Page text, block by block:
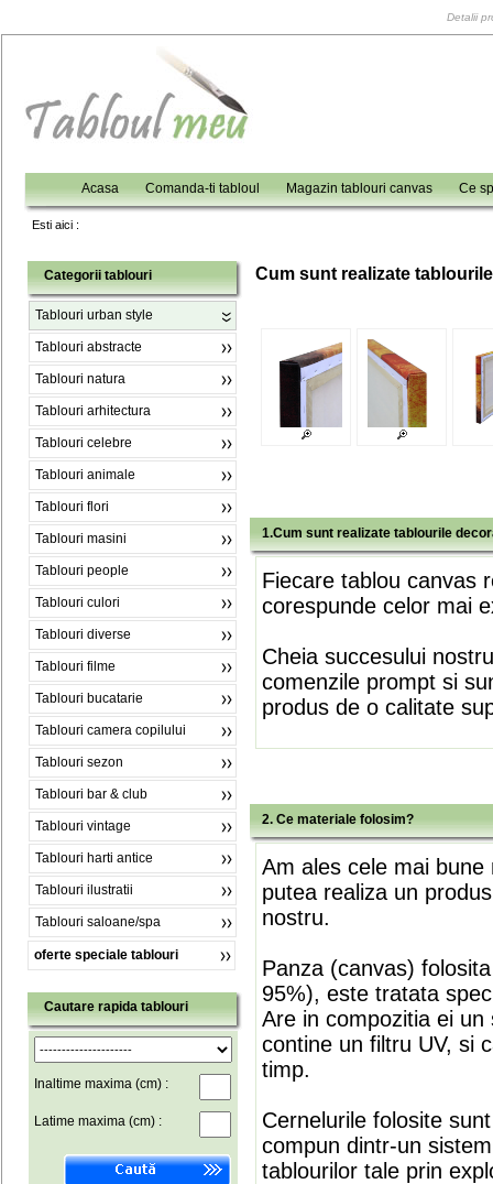
Detalii
Acasa Comanda-ti tabloul Magazin tablouri canvas Ce
Esti aici :
Categorii tablouri
Tablouri urban style
Tablouri abstracte
Tablouri natura
Tablouri arhitectura
Tablouri celebre
Tablouri animale
Tablouri flori
Tablouri masini
Tablouri people
Tablouri culori
Tablouri diverse
Tablouri filme
Tablouri bucatarie
Tablouri camera copilului
Tablouri sezon
Tablouri bar & club
Tablouri vintage
Tablouri harti antice
Tablouri ilustratii
Tablouri saloane/spa
oferte speciale tablouri
Cautare rapida tablouri
Inaltime maxima (cm) :
Latime maxima (cm) :
Cum sunt realizate
1.Cum sunt realizate tablourile
Fiecare tablou canvas
corespunde celor mai
Cheia succesului
comenzile prompt si
produs de o calitate
2. Ce materiale folosim?
Am ales cele mai
putea realiza un
nostru.
Panza (canvas)
95%), este tratata
Are in compozitia ei
contine un filtru UV, si
timp.
Cernelurile folosite
compun dintr-un
tablourilor tale prin